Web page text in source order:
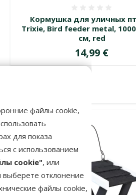
файлы cookie,
для показа
с использованием
cookie", или
выберете отклонение
файлы cookie,
Кормушка для уличных
Trixie, Bird feeder metal,
см, red
Цена
14,99 €